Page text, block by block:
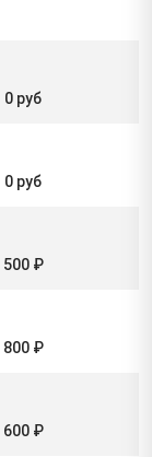
0 руб
0 руб
500 ₽
800 ₽
600 ₽